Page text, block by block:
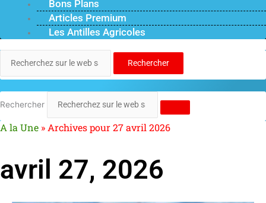
Bons Plans
Articles Premium
Les Antilles Agricoles
Rechercher
Rechercher
A la Une »Archives pour 27 avril 2026
avril 27, 2026